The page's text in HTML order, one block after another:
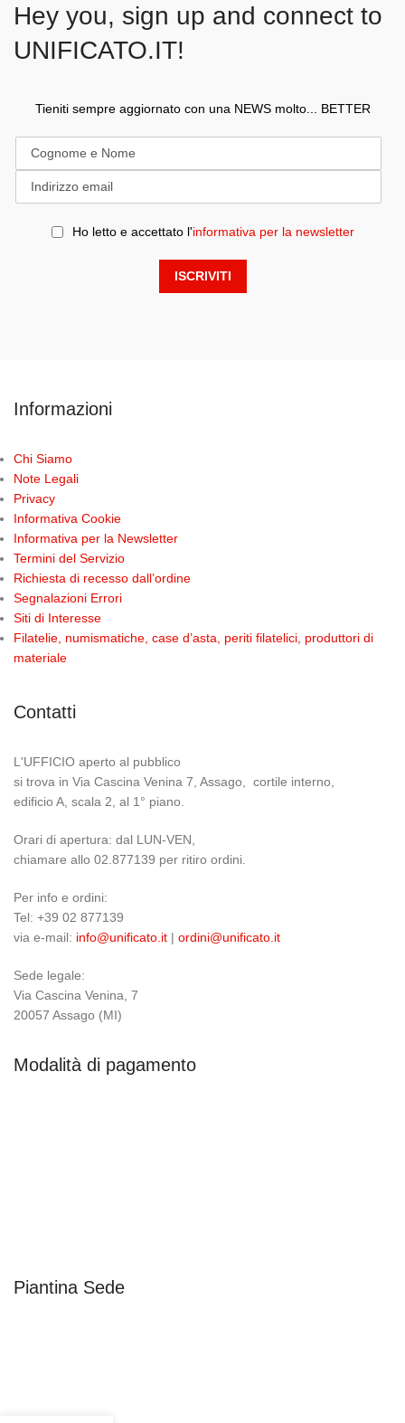
Hey you, sign up and connect to
UNIFICATO.IT!
Tieniti sempre aggiornato con una NEWS molto... BETTER
Ho letto e accettato l'informativa per la newsletter
Informazioni
Chi Siamo
Note Legali
Privacy
Informativa Cookie
Informativa per la Newsletter
Termini del Servizio
Richiesta di recesso dall’ordine
Segnalazioni Errori
Siti di Interesse
Filatelie, numismatiche, case d’asta, periti filatelici, produttori di
materiale
Contatti
L'UFFICIO aperto al pubblico
si trova in Via Cascina Venina 7, Assago, cortile interno,
edificio A, scala 2, al 1° piano.
Orari di apertura: dal LUN-VEN,
chiamare allo 02.877139 per ritiro ordini.
Per info e ordini:
Tel: +39 02 877139
via e-mail: info@unificato.it | ordini@unificato.it
Sede legale:
Via Cascina Venina, 7
20057 Assago (MI)
Modalità di pagamento
Piantina Sede